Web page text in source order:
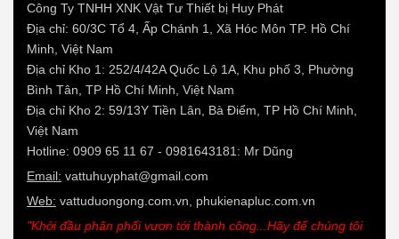
Công Ty TNHH XNK Vật Tư Thiết bị Huy Phát
Địa chỉ: 60/3C Tổ 4, Ấp Chánh 1, Xã Hóc Môn TP. Hồ Chí
Minh, Việt Nam
Địa chỉ Kho 1: 252/4/42A Quốc Lộ 1A, Khu phố 3, Phường
Bình Tân, TP Hồ Chí Minh, Việt Nam
Địa chỉ Kho 2: 59/13Y Tiền Lân, Bà Điểm, TP Hồ Chí Minh,
Việt Nam
Hotline: 0909 65 11 67 - 0981643181: Mr Dũng
Email: vattuhuyphat@gmail.com
Web: vattuduongong.com.vn, phukienapluc.com.vn
"Khởi đầu phân phối vươn tới thành công...Hãy để chúng tôi